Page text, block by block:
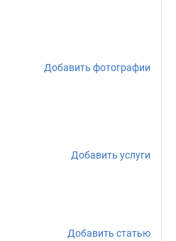
Добавить фотографии
Добавить услуги
Добавить статью